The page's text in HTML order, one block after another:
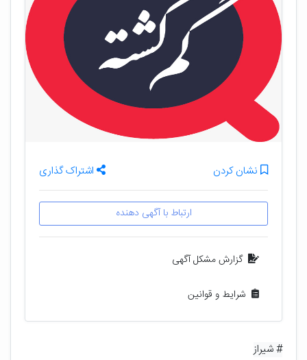
نشان کردن اشتراک گذاری
ارتباط با آگهی دهنده
گزارش مشکل آگهی
شرایط و قوانین
# شیراز